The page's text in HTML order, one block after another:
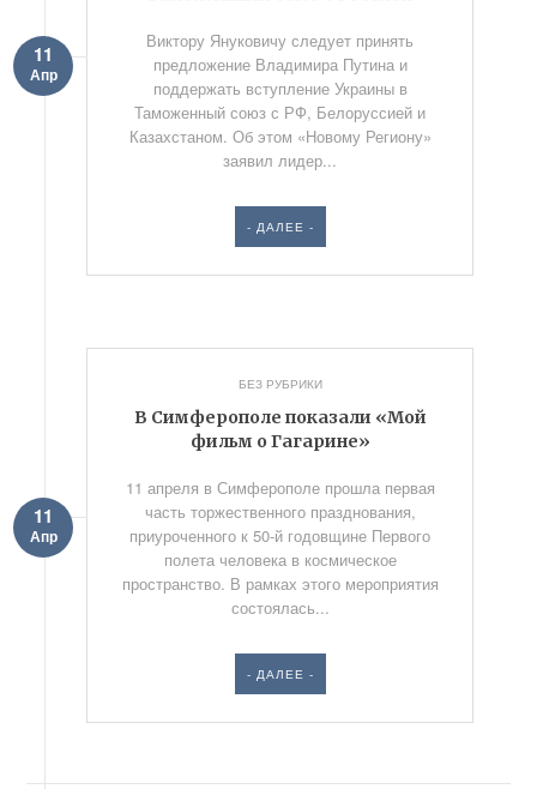
11
Апр
Виктору Януковичу следует принять
предложение Владимира Путина и
поддержать вступление Украины в
Таможенный союз с РФ, Белоруссией и
Казахстаном. Об этом «Новому Региону»
заявил лидер...
- ДАЛЕЕ -
БЕЗ РУБРИКИ
В Симферополе показали «Мой
фильм о Гагарине»
11
Апр
11 апреля в Симферополе прошла первая
часть торжественного празднования,
приуроченного к 50-й годовщине Первого
полета человека в космическое
пространство. В рамках этого мероприятия
состоялась...
- ДАЛЕЕ -